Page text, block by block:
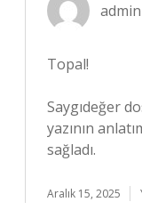
admin
Topal!
Saygıdeğer
yazının
sağladı.
Aralık 15, 2025